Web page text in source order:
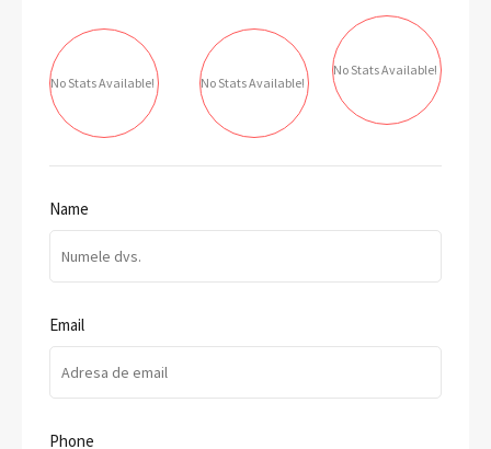
No Stats Available! No Stats Available!
No Stats Available!
Name
Email
Phone